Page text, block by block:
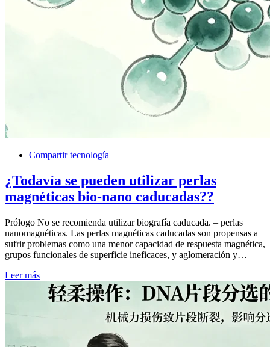
Compartir tecnología
¿Todavía se pueden utilizar perlas
magnéticas bio-nano caducadas??
Prólogo No se recomienda utilizar biografía caducada. – perlas
nanomagnéticas. Las perlas magnéticas caducadas son propensas a
sufrir problemas como una menor capacidad de respuesta magnética,
grupos funcionales de superficie ineficaces, y aglomeración y…
Leer más